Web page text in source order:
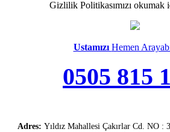
Gizlilik Politikasımızı okumak
Ustamızı Hemen
0505 815
Adres: Yıldız Mahallesi Çakırlar Cd. NO :